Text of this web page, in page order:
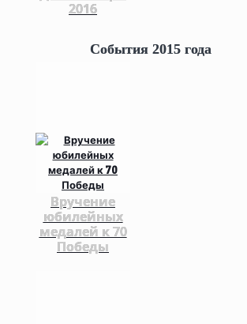
2016
События 2015 года
Вручение
юбилейных
медалей к 70
Победы